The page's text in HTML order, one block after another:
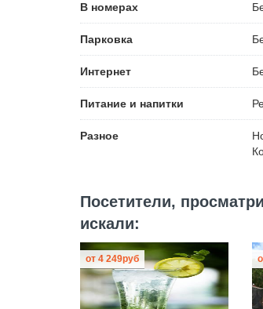
В номерах
Парковка
Интернет
Питание и напитки
Разное
Посетители,
искали:
от 4 249руб